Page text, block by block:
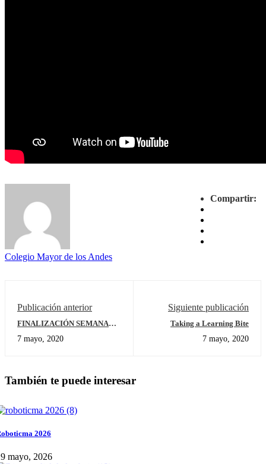
Compartir:
Colegio Mayor de los Andes
Publicación anterior
FINALIZACIÓN SEMANA
7 mayo, 2020
Siguiente publicación
Taking a Learning Bite
7 mayo, 2020
También te puede interesar
2026
mayo, 2026